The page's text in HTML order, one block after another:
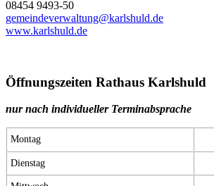
08454 9493-50
gemeindeverwaltung@karlshuld.de
www.karlshuld.de
Öffnungszeiten Rathaus Karlshuld
nur nach individueller Terminabsprache
Montag
Dienstag